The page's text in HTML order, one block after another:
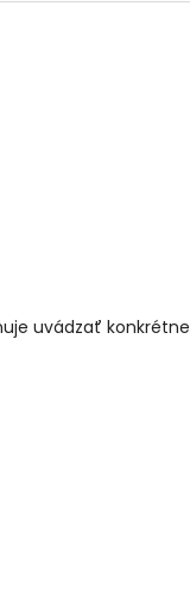
uvádzať konkrétne